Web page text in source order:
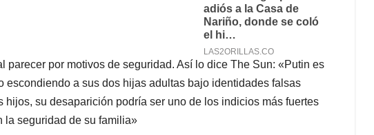
parecer por motivos de seguridad. Así lo dice The Sun: «Putin es
escondiendo a sus dos hijas adultas bajo identidades falsas
hijos, su desaparición podría ser uno de los indicios más fuertes
la seguridad de su familia»